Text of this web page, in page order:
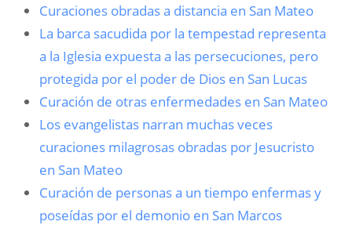
Curaciones obradas a distancia en San Mateo
La barca sacudida por la tempestad representa
a la Iglesia expuesta a las persecuciones, pero
protegida por el poder de Dios en San Lucas
Curación de otras enfermedades en San Mateo
Los evangelistas narran muchas veces
curaciones milagrosas obradas por Jesucristo
en San Mateo
Curación de personas a un tiempo enfermas y
poseídas por el demonio en San Marcos